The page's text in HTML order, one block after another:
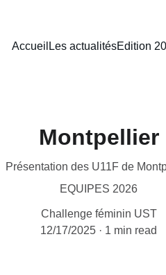
Accueil Les actualitésEdition
Montpellier
Présentation des U11F de
EQUIPES 2026
Challenge féminin UST
12/17/2025
1 min read